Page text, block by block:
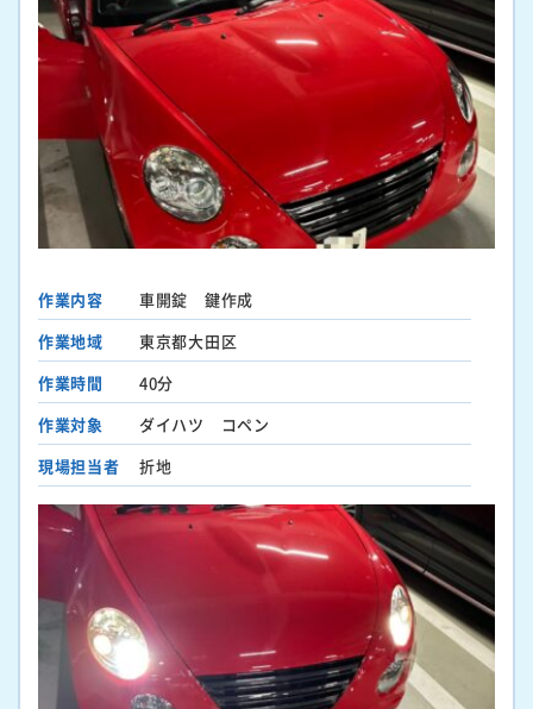
作業内容
車開錠 鍵作成
作業地域
東京都大田区
作業時間
40分
作業対象
ダイハツ コペン
現場担当者
折地